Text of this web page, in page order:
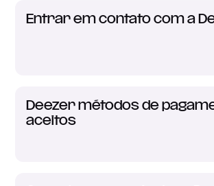
Entrar em contato com a
Deezer métodos de
aceitos